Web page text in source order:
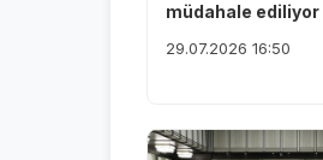
müdahale ediliyor
29.07.2026 16:50